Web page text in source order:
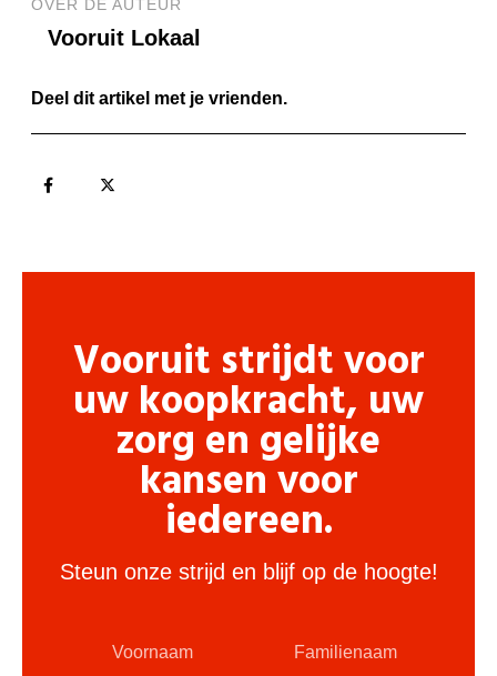
OVER DE AUTEUR
Vooruit Lokaal
Deel dit artikel met je vrienden.
Vooruit strijdt voor
uw koopkracht, uw
zorg en gelijke
kansen voor
iedereen.
Steun onze strijd en blijf op de hoogte!